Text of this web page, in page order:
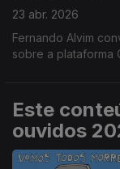
23 abr. 2026
Fernando Alvim
sobre a plataforma
Este
ouvidos